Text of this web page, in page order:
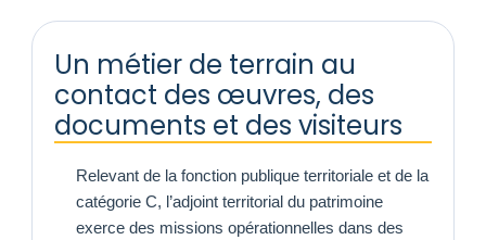
Un métier de terrain au
contact des œuvres, des
documents et des visiteurs
Relevant de la fonction publique territoriale et de la
catégorie C, l’adjoint territorial du patrimoine
exerce des missions opérationnelles dans des